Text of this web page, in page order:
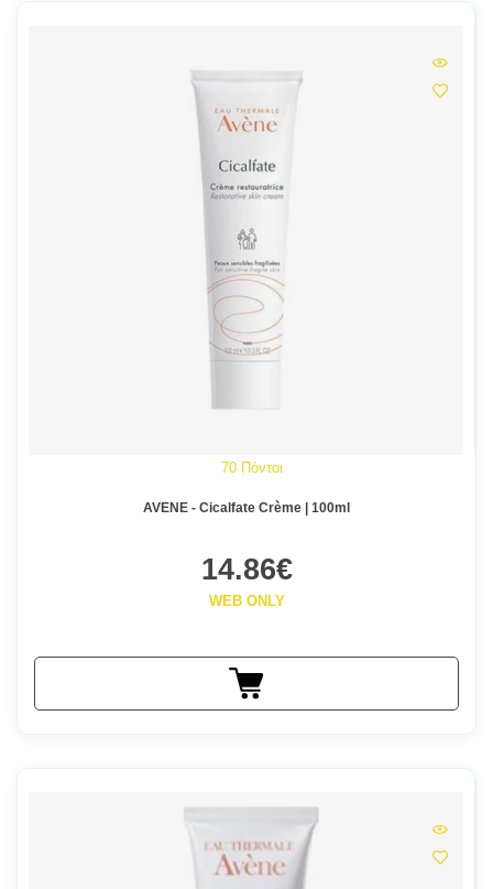
70 Πόντοι
AVENE - Cicalfate Crème | 100ml
14.86€
WEB ONLY